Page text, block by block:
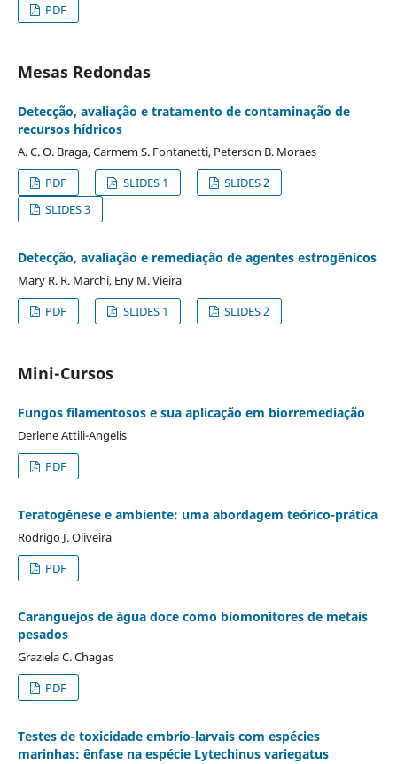
PDF
Mesas Redondas
Detecção, avaliação e tratamento de contaminação de
recursos hídricos
A. C. O. Braga, Carmem S. Fontanetti, Peterson B. Moraes
PDF
SLIDES 1
SLIDES 2
SLIDES 3
Detecção, avaliação e remediação de agentes estrogênicos
Mary R. R. Marchi, Eny M. Vieira
PDF
SLIDES 1 SLIDES 2
Mini-Cursos
Fungos filamentosos e sua aplicação em biorremediação
Derlene Attili-Angelis
PDF
Teratogênese e ambiente: uma abordagem teórico-prática
Rodrigo J. Oliveira
PDF
Caranguejos de água doce como biomonitores de metais
pesados
Graziela C. Chagas
PDF
Testes de toxicidade embrio-larvais com espécies
marinhas: ênfase na espécie Lytechinus variegatus